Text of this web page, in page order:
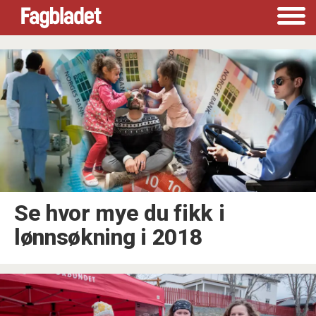
Tag:
tariff2018
Se hvor mye du fikk i
lønnsøkning i 2018